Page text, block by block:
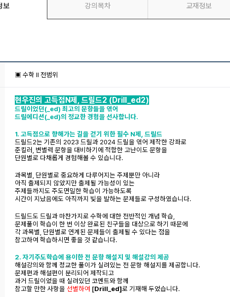
보 강의목차 교재정보
▣ 수학 ll 전범위
현우진의 고득점N제, 드릴드2 (Drill_ed2)
드릴이었던(_ed) 최고의 문항들을 엮어
드릴에디션(_ed)의 정교한 경험을 선사합니다.
1. 고득점으로 향해가는 길을 걷기 위한 필수 N제, 드릴드
드릴드2는 기존의 2023 드릴과 2024 드릴을 엮어 제작한 강좌로
준킬러, 변별력 문항을 대비하기에 적합한 고난이도 문항을
단원별로 다채롭게 경험해볼 수 있습니다.
과목별, 단원별로 중요하게 다루어지는 주제뿐만 아니라
아직 출제되지 않았지만 출제될 가능성이 있는
주제들까지도 주도면밀한 학습이 가능하도록
시간이 지났음에도 아직까지 빛을 발하는 문제들로 구성하였습니다.
드릴드도 드릴과 마찬가지로 수학에 대한 전반적인 개념 학습,
문제풀이 학습이 한 번 이상 완료된 친구들을 대상으로 하기 때문에
각 과목별, 단원별로 연계된 문제들이 출제될 수 있다는 점을
참고하여 학습하시면 좋을 것 같습니다.
2. 자기주도학습에 용이한 전 문항 해설지 및 해설강의 제공
해설강의와 함께 정교한 풀이가 실려있는 전 문항 해설지를 제공합니다.
문제편과 해설편이 분리되어 제작되고
과거 드릴이었을 때 실려있던 코멘트와 함께
참고할 만한 사항을 선별하여 [Drill_ed]로 기재해 두었습니다.